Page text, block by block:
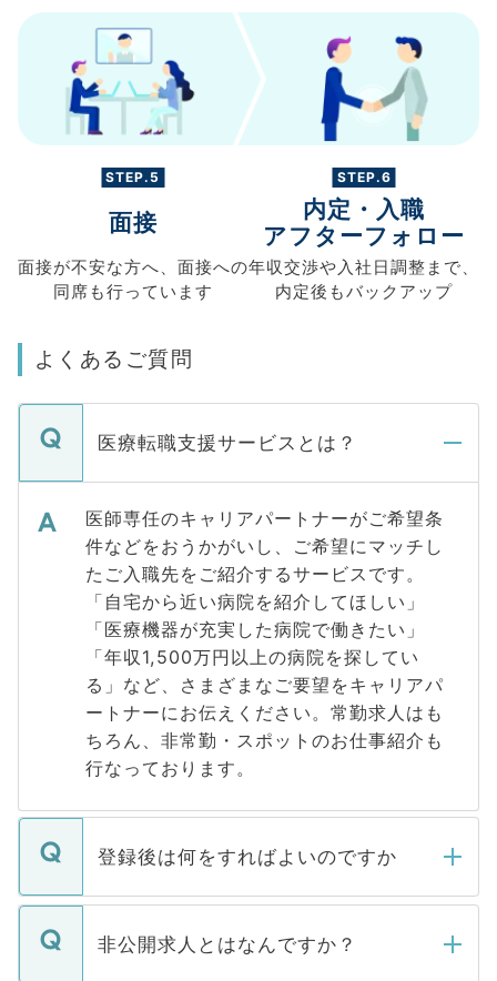
STEP.5
面接
面接が不安な方へ、 面接への
同席も行っています
STEP.6
内定・入職
アフターフォロー
年収交渉や入社日調整まで、
内定後もバックアップ
よくあるご質問
医療転職支援サービスとは？
医師専任のキャリアパートナーがご希望条
件などをおうかがいし、ご希望にマッチし
たご入職先をご紹介するサービスです。
「自宅から近い病院を紹介してほしい」
「医療機器が充実した病院で働きたい」
「年収1,500万円以上の病院を探してい
る」など、さまざまなご要望をキャリアパ
ートナーにお伝えください。常勤求人はも
ちろん、非常勤・スポットのお仕事紹介も
行なっております。
登録後は何をすればよいのですか
ご登録いただきましたら、弊社担当者がご
登録内容を確認し、その後メールもしくは
非公開求人とはなんですか？